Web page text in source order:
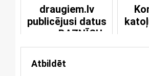
draugiem.lv
publicējusi datus
par e-BAZNĪCU
Atbildēt